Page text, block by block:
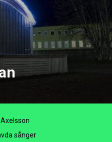
sånger